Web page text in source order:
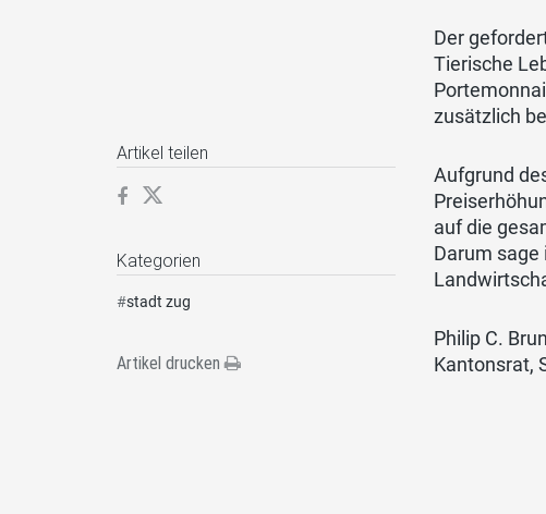
Der
Tierische
zusätzlich
Aufgrund
auf die
Darum
Philip C.
Kantonsrat,
Artikel teilen
Kategorien
#stadt zug
Artikel drucken